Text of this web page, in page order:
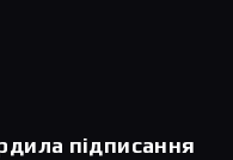
підписання